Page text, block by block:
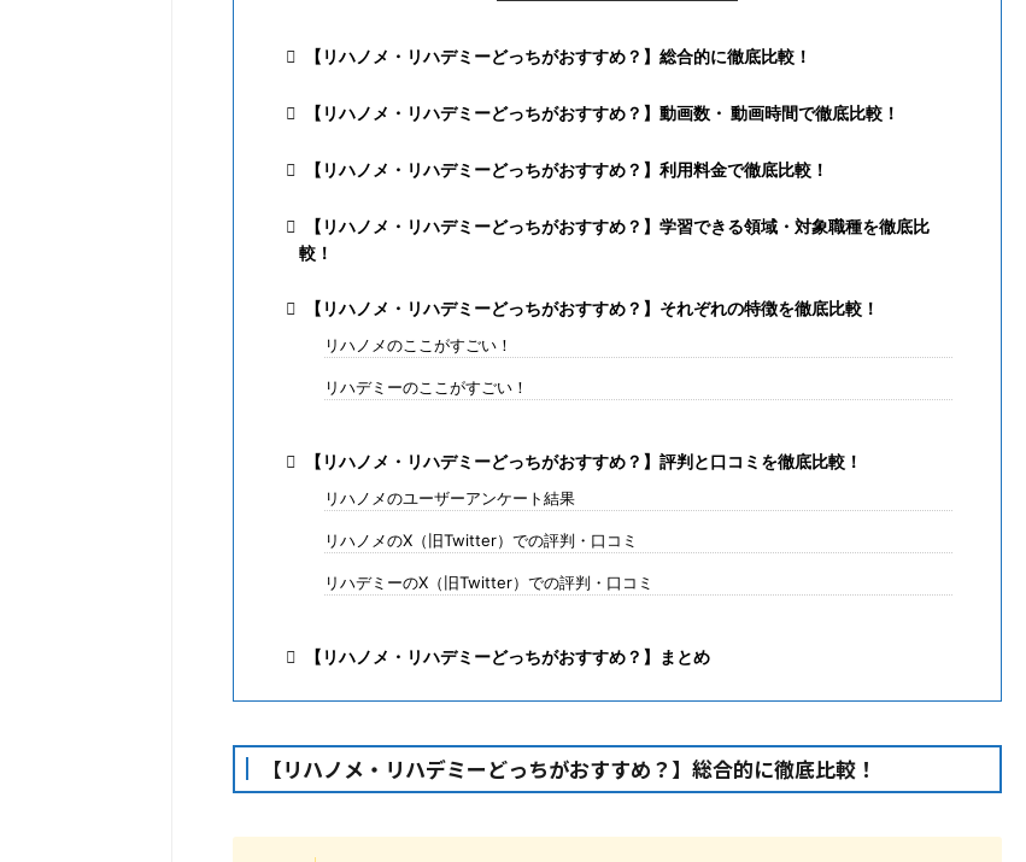
【リハノメ・リハデミーどっちがおすすめ？】総合的に徹底比較！
【リハノメ・リハデミーどっちがおすすめ？】動画数・ 動画時間で徹底比較！
【リハノメ・リハデミーどっちがおすすめ？】利用料金で徹底比較！
【リハノメ・リハデミーどっちがおすすめ？】学習できる領域・対象職種を徹底比
較！
【リハノメ・リハデミーどっちがおすすめ？】それぞれの特徴を徹底比較！
リハノメのここがすごい！
リハデミーのここがすごい！
【リハノメ・リハデミーどっちがおすすめ？】評判と口コミを徹底比較！
リハノメのユーザーアンケート結果
リハノメのX（旧Twitter）での評判・口コミ
リハデミーのX（旧Twitter）での評判・口コミ
【リハノメ・リハデミーどっちがおすすめ？】まとめ
【リハノメ・リハデミーどっちがおすすめ？】総合的に徹底比較！